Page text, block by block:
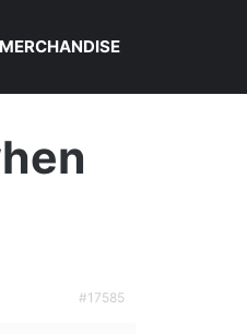
MERCHANDISE
#17585